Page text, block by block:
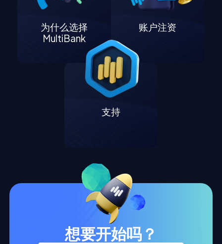
为什么选择
MultiBank
账户注资
支持
想要开始吗？